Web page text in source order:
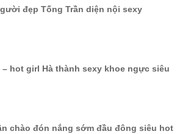
đẹp Tống Trần diện nội sexy
– hot girl Hà thành sexy khoe ngực siêu
chào đón nắng sớm đầu đông siêu hot